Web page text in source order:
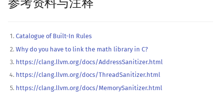
Catalogue of Built-In Rules
Why do you have to link the math library in C?
https://clang.llvm.org/docs/AddressSanitizer.html
https://clang.llvm.org/docs/ThreadSanitizer.html
https://clang.llvm.org/docs/MemorySanitizer.html